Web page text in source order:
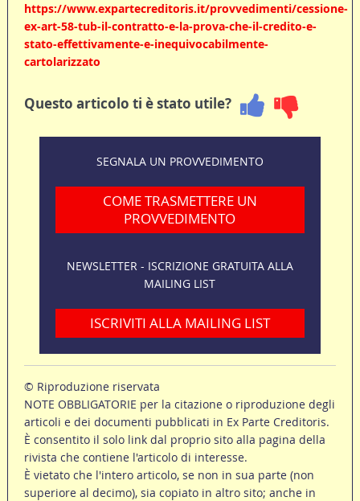
https://www.expartecreditoris.it/provvedimenti/cessione-
ex-art-58-tub-il-contratto-e-la-prova-che-il-credito-e-
stato-effettivamente-e-inequivocabilmente-
cartolarizzato
Questo articolo ti è stato utile?
SEGNALA UN PROVVEDIMENTO
COME TRASMETTERE UN
PROVVEDIMENTO
NEWSLETTER - ISCRIZIONE GRATUITA ALLA
MAILING LIST
ISCRIVITI ALLA MAILING LIST
© Riproduzione riservata
NOTE OBBLIGATORIE per la citazione o riproduzione degli
articoli e dei documenti pubblicati in Ex Parte Creditoris.
È consentito il solo link dal proprio sito alla pagina della
rivista che contiene l'articolo di interesse.
È vietato che l'intero articolo, se non in sua parte (non
superiore al decimo), sia copiato in altro sito; anche in